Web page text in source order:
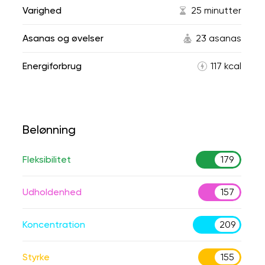
Varighed 25 minutter
Asanas og øvelser 23 asanas
Energiforbrug 117 kcal
Belønning
Fleksibilitet 179
Udholdenhed 157
Koncentration 209
Styrke 155